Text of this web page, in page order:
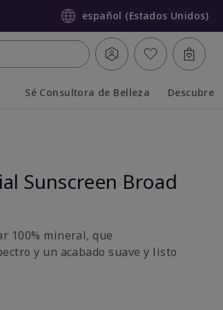
español (Estados Unidos)
Sé Consultora de Belleza Descubre
Sunscreen Broad
100% mineral, que
y un acabado suave y listo